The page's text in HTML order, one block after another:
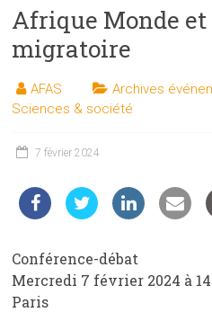
les
sciences
et
les
techniques
du
Afrique Monde et
migratoire
AFAS Archives
Sciences & société
7 février 2024
Conférence-débat
Mercredi 7 février 2024 à
Paris